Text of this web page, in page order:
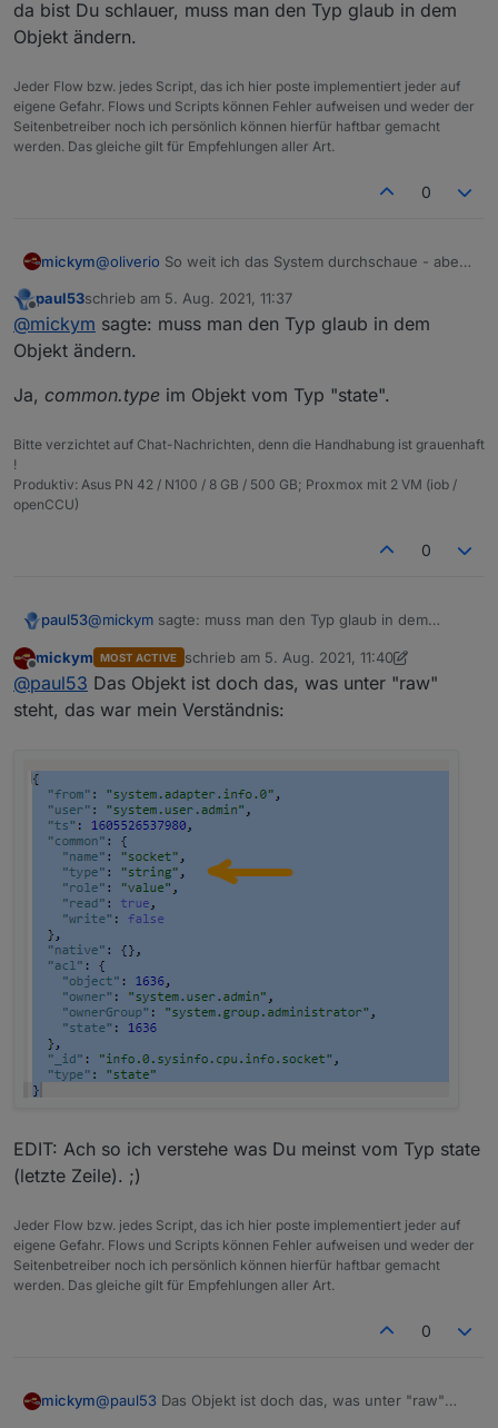
einbauen
und es müsste sich nicht jeder eine eigene Funktion
ausdenken.
idee für eine Funktionssignatur wäre:
oder müsste es eigentlich Object heißen?
da bist Du schlauer, muss man den Typ glaub in dem
Objekt ändern.
Jeder Flow bzw. jedes Script, das ich hier poste implementiert jeder auf
eigene Gefahr. Flows und Scripts können Fehler aufweisen und weder der
Seitenbetreiber noch ich persönlich können hierfür haftbar gemacht
werden. Das gleiche gilt für Empfehlungen aller Art.
0
mickym@oliverio So weit ich das System durchschaue - aber
Objekt ändern.
Offline
paul53schrieb am 5. Aug. 2021, 11:37
zuletzt editiert von
@mickym sagte: muss man den Typ glaub in dem
Objekt ändern.
Ja, common.type im Objekt vom Typ "state".
Bitte verzichtet auf Chat-Nachrichten, denn die Handhabung ist grauenhaft
!
Produktiv: Asus PN 42 / N100 / 8 GB / 500 GB; Proxmox mit 2 VM (iob /
openCCU)
0
paul53@mickym sagte: muss man den Typ glaub in dem
Ja,common.typeim Objekt vom Typ "state".
Offline
mickym MOST ACTIVE schrieb am 5. Aug. 2021, 11:40
zuletzt editiert von mickym8. Mai 2021, 13:41
@paul53 Das Objekt ist doch das, was unter "raw"
steht, das war mein Verständnis:
EDIT: Ach so ich verstehe was Du meinst vom Typ state
(letzte Zeile). ;)
Jeder Flow bzw. jedes Script, das ich hier poste implementiert jeder auf
eigene Gefahr. Flows und Scripts können Fehler aufweisen und weder der
Seitenbetreiber noch ich persönlich können hierfür haftbar gemacht
werden. Das gleiche gilt für Empfehlungen aller Art.
0
mickym@paul53 Das Objekt ist doch das, was unter "raw"